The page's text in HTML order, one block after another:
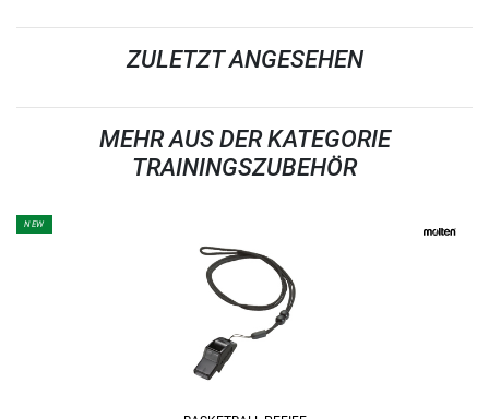
ZULETZT ANGESEHEN
MEHR AUS DER KATEGORIE
TRAININGSZUBEHÖR
NEW